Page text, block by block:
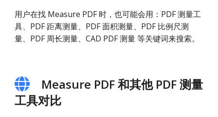
用户在找 Measure PDF 时，也可能会用：PDF 测量工
具、PDF 距离测量、PDF 面积测量、PDF 比例尺测
量、PDF 周长测量、CAD PDF 测量 等关键词来搜索。
Measure PDF 和其他 PDF 测量
工具对比